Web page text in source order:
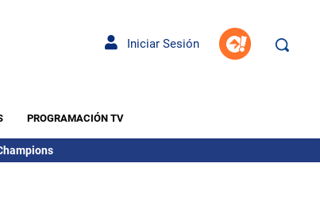
Iniciar Sesión
PROGRAMACIÓN TV